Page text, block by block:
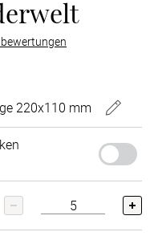
220x110 mm